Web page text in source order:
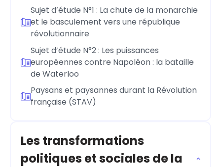
Sujet d’étude N°1 : La chute de la monarchie
et le basculement vers une république
révolutionnaire
Sujet d’étude N°2 : Les puissances
européennes contre Napoléon : la bataille
de Waterloo
Paysans et paysannes durant la Révolution
française (STAV)
Les transformations
politiques et sociales de la